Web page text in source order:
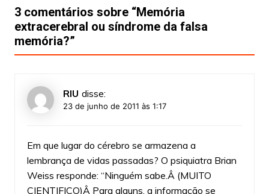
3 comentários sobre “Memória
extracerebral ou síndrome da falsa
memória?”
RIU disse:
23 de junho de 2011 às 1:17
Em que lugar do cérebro se armazena a
lembrança de vidas passadas? O psiquiatra Brian
Weiss responde: “Ninguém sabe.Â (MUITO
CIENTIFICO)Â Para alguns, a informação se